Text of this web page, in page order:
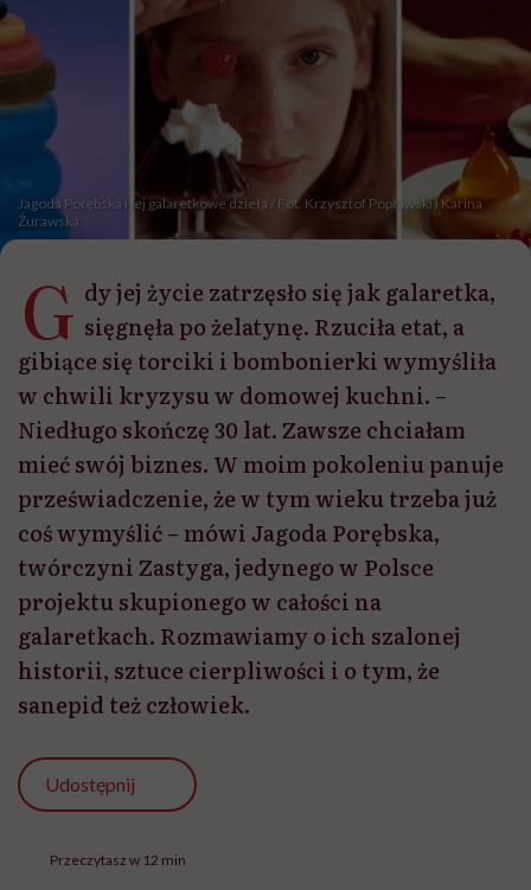
Jagoda Porębska i jej galaretkowe dzieła / Fot. Krzysztof Popławski i Karina
Żurawska
G dy jej życie zatrzęsło się jak galaretka,
sięgnęła po żelatynę. Rzuciła etat, a
gibiące się torciki i bombonierki wymyśliła
w chwili kryzysu w domowej kuchni. –
Niedługo skończę 30 lat. Zawsze chciałam
mieć swój biznes. W moim pokoleniu panuje
przeświadczenie, że w tym wieku trzeba już
coś wymyślić – mówi Jagoda Porębska,
twórczyni Zastyga, jedynego w Polsce
projektu skupionego w całości na
galaretkach. Rozmawiamy o ich szalonej
historii, sztuce cierpliwości i o tym, że
sanepid też człowiek.
Udostępnij
Przeczytasz w 12 min